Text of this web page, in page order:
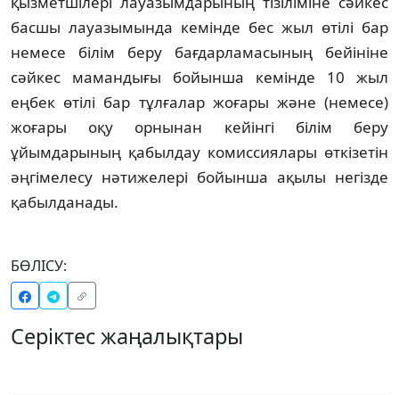
басшы лауазымында кемінде бес жыл өтілі бар
немесе білім беру бағдарламасының бейініне
сәйкес мамандығы бойынша кемінде 10 жыл
еңбек өтілі бар тұлғалар жоғары және (немесе)
жоғары оқу орнынан кейінгі білім беру
ұйымдарының қабылдау комиссиялары өткізетін
әңгімелесу нәтижелері бойынша ақылы негізде
қабылданады.
БӨЛІСУ:
Серіктес жаңалықтары